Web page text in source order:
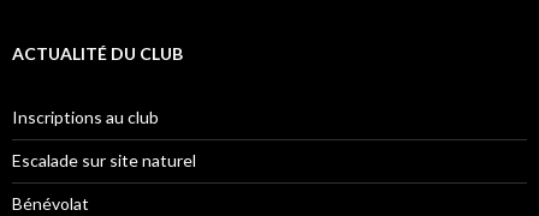
ACTUALITÉ DU CLUB
Inscriptions au club
Escalade sur site naturel
Bénévolat